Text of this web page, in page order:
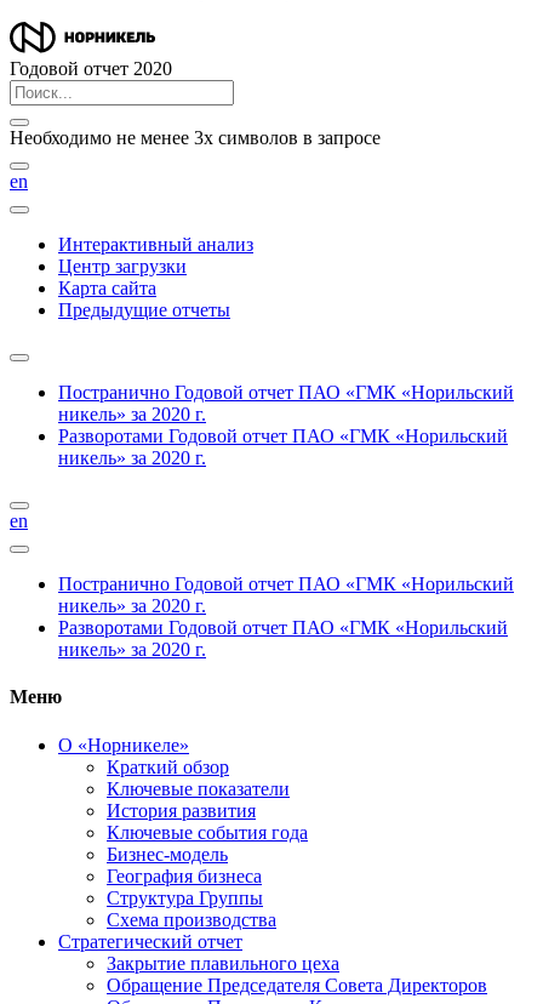
Годовой отчет 2020
Необходимо не менее 3х символов в запросе
en
Интерактивный анализ
Центр загрузки
Карта сайта
Предыдущие отчеты
Постранично Годовой отчет ПАО «ГМК «Норильский
никель» за 2020 г.
Разворотами Годовой отчет ПАО «ГМК «Норильский
никель» за 2020 г.
en
Постранично Годовой отчет ПАО «ГМК «Норильский
никель» за 2020 г.
Разворотами Годовой отчет ПАО «ГМК «Норильский
никель» за 2020 г.
Меню
О «Норникеле»
Краткий обзор
Ключевые показатели
История развития
Ключевые события года
Бизнес-модель
География бизнеса
Структура Группы
Схема производства
Стратегический отчет
Закрытие плавильного цеха
Обращение Председателя Совета Директоров